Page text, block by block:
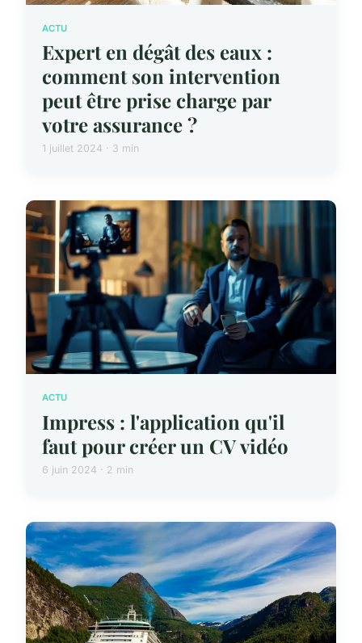
ACTU
Expert en dégât des eaux :
comment son intervention
peut être prise charge par
votre assurance ?
1 juillet 2024 · 3 min
ACTU
Impress : l'application qu'il
faut pour créer un CV vidéo
6 juin 2024 · 2 min